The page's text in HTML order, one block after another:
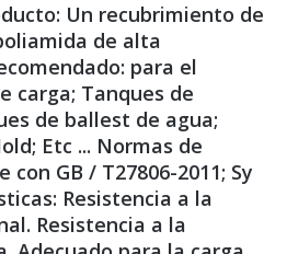
Un recubrimiento de
de alta
para el
carga; Tanques de
de ballest de agua;
Etc ... Normas de
GB / T27806-2011; Sy
Resistencia a la
Resistencia a la